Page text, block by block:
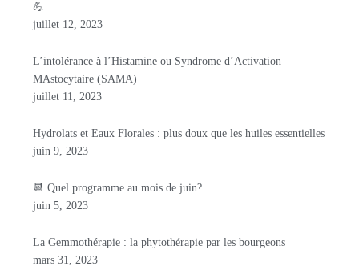
💪
juillet 12, 2023
L’intolérance à l’Histamine ou Syndrome d’Activation
MAstocytaire (SAMA)
juillet 11, 2023
Hydrolats et Eaux Florales : plus doux que les huiles essentielles
juin 9, 2023
📆 Quel programme au mois de juin? …
juin 5, 2023
La Gemmothérapie : la phytothérapie par les bourgeons
mars 31, 2023